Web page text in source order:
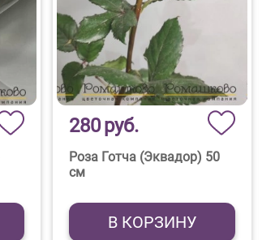
280руб.
Роза Готча (Эквадор) 50
см
В КОРЗИНУ